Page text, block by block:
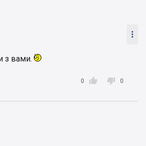

з вами.

0  0